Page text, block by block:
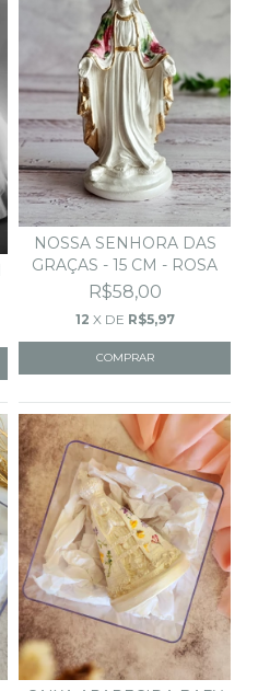
NOSSA SENHORA DAS
GRAÇAS - 15 CM - ROSA
R$58,00
12 X DE R$5,97